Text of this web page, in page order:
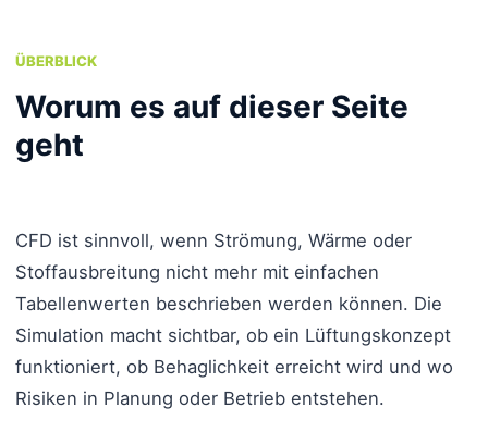
ÜBERBLICK
Worum es auf dieser Seite
geht
CFD ist sinnvoll, wenn Strömung, Wärme oder
Stoffausbreitung nicht mehr mit einfachen
Tabellenwerten beschrieben werden können. Die
Simulation macht sichtbar, ob ein Lüftungskonzept
funktioniert, ob Behaglichkeit erreicht wird und wo
Risiken in Planung oder Betrieb entstehen.